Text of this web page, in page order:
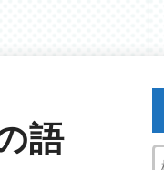
語